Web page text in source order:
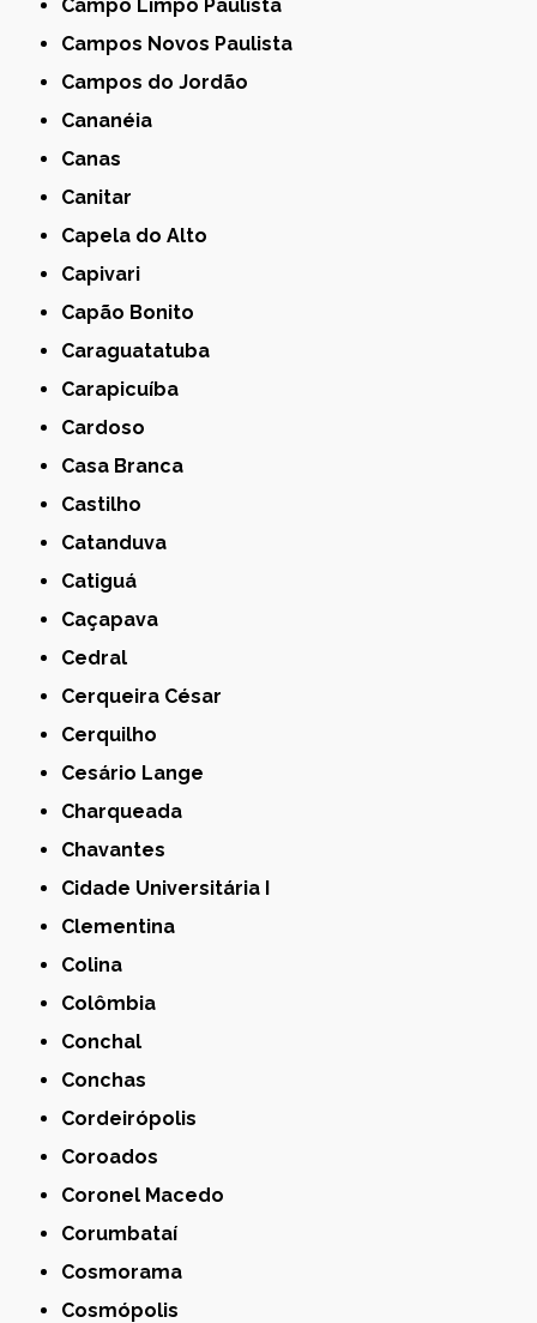
Campo Limpo Paulista
Campos Novos Paulista
Campos do Jordão
Cananéia
Canas
Canitar
Capela do Alto
Capivari
Capão Bonito
Caraguatatuba
Carapicuíba
Cardoso
Casa Branca
Castilho
Catanduva
Catiguá
Caçapava
Cedral
Cerqueira César
Cerquilho
Cesário Lange
Charqueada
Chavantes
Cidade Universitária I
Clementina
Colina
Colômbia
Conchal
Conchas
Cordeirópolis
Coroados
Coronel Macedo
Corumbataí
Cosmorama
Cosmópolis